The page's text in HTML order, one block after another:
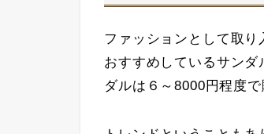
ファッションとして取
おすすめしているサン
ダルは６～8000円程度で